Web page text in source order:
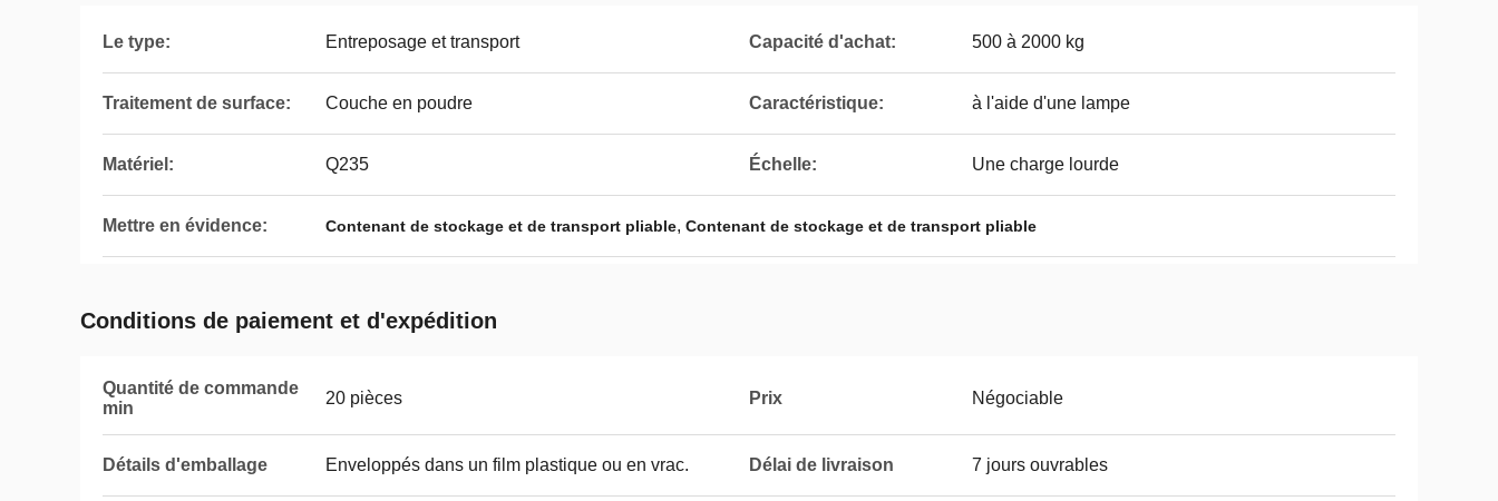
Le type: Entreposage et transport Capacité d'achat: 500 à 2000 kg
Traitement de surface: Couche en poudre Caractéristique: à l'aide d'une lampe
Matériel: Q235 Échelle: Une charge lourde
Mettre en évidence: Contenant de stockage et de transport pliable, Contenant de stockage et de transport pliable
Conditions de paiement et d'expédition
Quantité de commande
min
20 pièces Prix Négociable
Détails d'emballage Enveloppés dans un film plastique ou en vrac. Délai de livraison 7 jours ouvrables